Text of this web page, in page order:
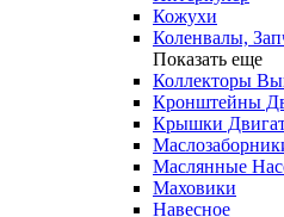
Кожухи
Коленвалы,
Показать еще
Коллекторы
Кронштейны
Крышки
Маслянные
Маховики
Навесное